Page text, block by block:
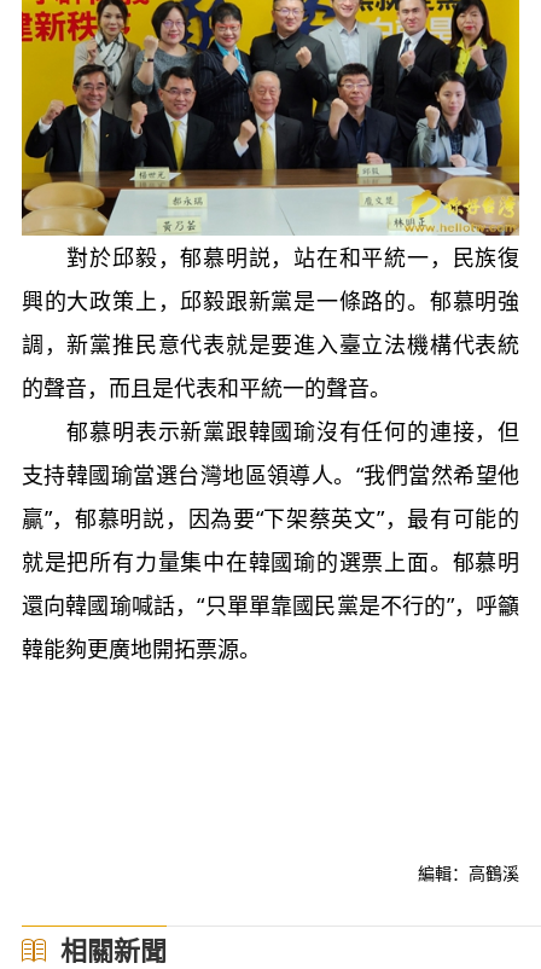
對於邱毅，郁慕明説，站在和平統一，民族復
興的大政策上，邱毅跟新黨是一條路的。郁慕明強
調，新黨推民意代表就是要進入臺立法機構代表統
的聲音，而且是代表和平統一的聲音。
郁慕明表示新黨跟韓國瑜沒有任何的連接，但
支持韓國瑜當選台灣地區領導人。“我們當然希望他
贏”，郁慕明説，因為要“下架蔡英文”，最有可能的
就是把所有力量集中在韓國瑜的選票上面。郁慕明
還向韓國瑜喊話，“只單單靠國民黨是不行的”，呼籲
韓能夠更廣地開拓票源。
編輯：高鶴溪
相關新聞